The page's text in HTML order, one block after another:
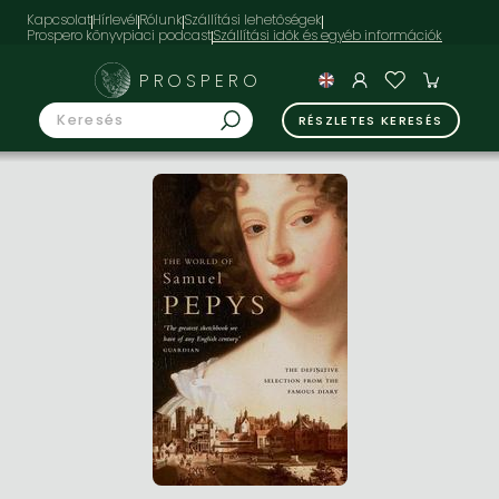
KapcsolatHírlevélRólunkSzállítási lehetőségek
Prospero könyvpiaci podcast
PROSPERO
RÉSZLETES KERESÉS